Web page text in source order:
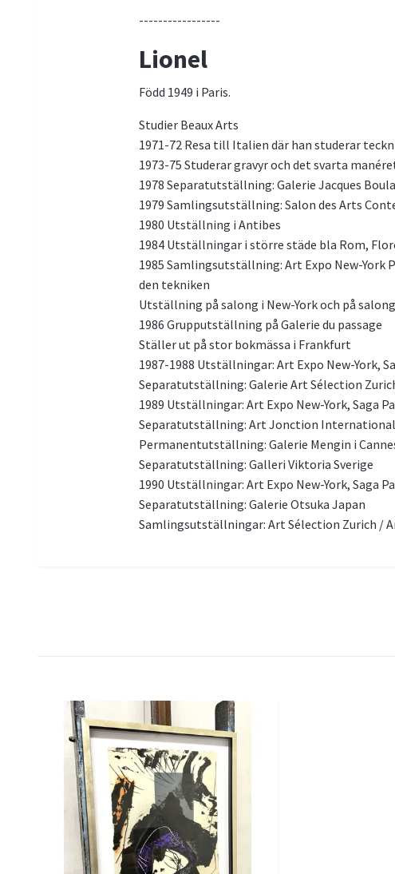
-----------------
Lionel
Född 1949 i Paris.
Studier Beaux Arts
1971-72 Resa till Italien där han studerar
1973-75 Studerar gravyr och det svarta
1978 Separatutställning: Galerie Jacques
1979 Samlingsutställning: Salon des Arts
1980 Utställning i Antibes
1984 Utställningar i större städe bla Rom,
1985 Samlingsutställning: Art Expo New-York
den tekniken
Utställning på salong i New-York och på
1986 Grupputställning på Galerie du passage
Ställer ut på stor bokmässa i Frankfurt
1987-1988 Utställningar: Art Expo New-York,
Separatutställning: Galerie Art Sélection
1989 Utställningar: Art Expo New-York, Saga
Separatutställning: Art Jonction International
Permanentutställning: Galerie Mengin i
Separatutställning: Galleri Viktoria Sverige
1990 Utställningar: Art Expo New-York, Saga
Separatutställning: Galerie Otsuka Japan
Samlingsutställningar: Art Sélection Zurich /